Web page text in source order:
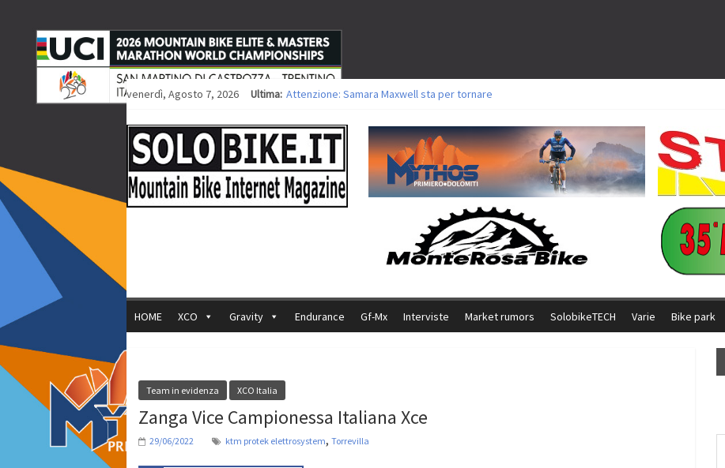
venerdì, Agosto 7, 2026 Ultima: Attenzione: Samara Maxwell sta per tornare
Europei XCO: vittorie per Ghibaudo, Grossmann e Gallis. Signorelli 5^ la migliore tra gli italiani
35ª Marathon Bike della Brianza: l’ultima sfida agonistica di una leggendaria storia
Europei MTB: il Team Relay firma il secondo argento azzurro a Monteceneri
HOME XCO Gravity Endurance Gf-Mx Interviste Market rumors SolobikeTECH Varie Bike park
Team in evidenza XCO Italia
Zanga Vice Campionessa Italiana Xce
29/06/2022 ktm protek elettrosystem, Torrevilla